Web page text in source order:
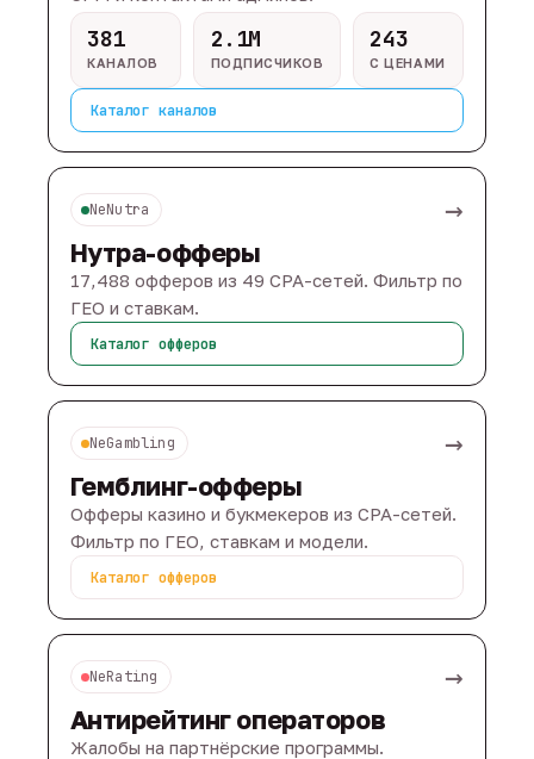
381
КАНАЛОВ
2.1M
ПОДПИСЧИКОВ
243
С ЦЕНАМИ
Каталог каналов
NeNutra →
Нутра-офферы
17,488 офферов из 49 CPA-сетей. Фильтр по
ГЕО и ставкам.
Каталог офферов
NeGambling →
Гемблинг-офферы
Офферы казино и букмекеров из CPA-сетей.
Фильтр по ГЕО, ставкам и модели.
Каталог офферов
NeRating →
Антирейтинг операторов
Жалобы на партнёрские программы.